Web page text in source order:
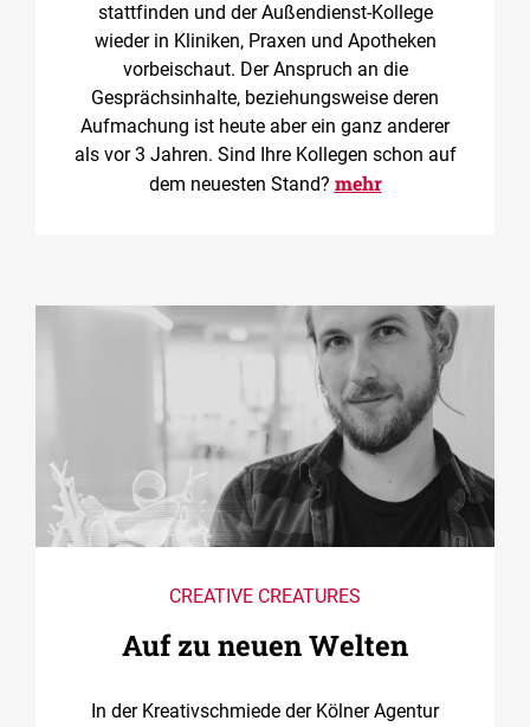
stattfinden und der Außendienst-Kollege
wieder in Kliniken, Praxen und Apotheken
vorbeischaut. Der Anspruch an die
Gesprächsinhalte, beziehungsweise deren
Aufmachung ist heute aber ein ganz anderer
als vor 3 Jahren. Sind Ihre Kollegen schon auf
dem neuesten Stand? mehr
CREATIVE CREATURES
Auf zu neuen Welten
In der Kreativschmiede der Kölner Agentur